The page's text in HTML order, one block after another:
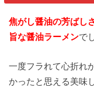
焦がし醤油の芳ばし
旨な醤油ラーメンで
一度フラれて心折れ
かったと思える美味